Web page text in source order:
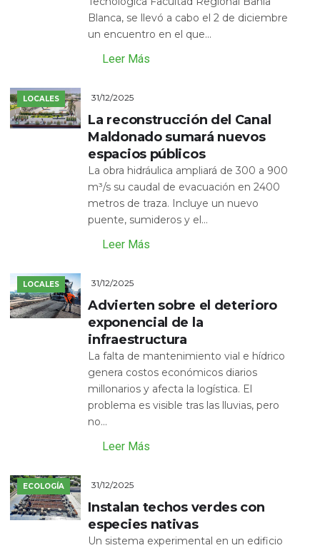
Blanca, se llevó a cabo el 2 de diciembre
un encuentro en el que...
Leer Más
LOCALES 31/12/2025
La reconstrucción del Canal
Maldonado sumará nuevos
espacios públicos
La obra hidráulica ampliará de 300 a 900
m³/s su caudal de evacuación en 2400
metros de traza. Incluye un nuevo
puente, sumideros y el...
Leer Más
LOCALES 31/12/2025
Advierten sobre el deterioro
exponencial de la
infraestructura
La falta de mantenimiento vial e hídrico
genera costos económicos diarios
millonarios y afecta la logística. El
problema es visible tras las lluvias, pero
no...
Leer Más
ECOLOGÍA 31/12/2025
Instalan techos verdes con
especies nativas
Un sistema experimental en un edificio